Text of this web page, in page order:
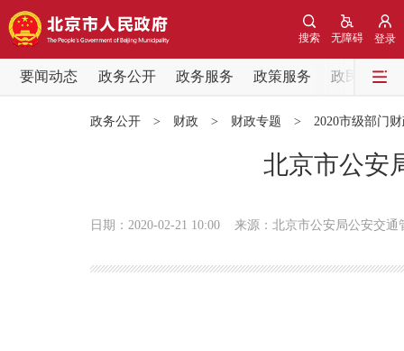
登录
无障碍
搜索
要闻动态 政务公开 政务服务 政策服务
政民互动
政务公开 > 财政 > 财政专题 > 2020市级部门
北京市公安
日期：2020-02-21 10:00 来源：北京市公安局公安交通